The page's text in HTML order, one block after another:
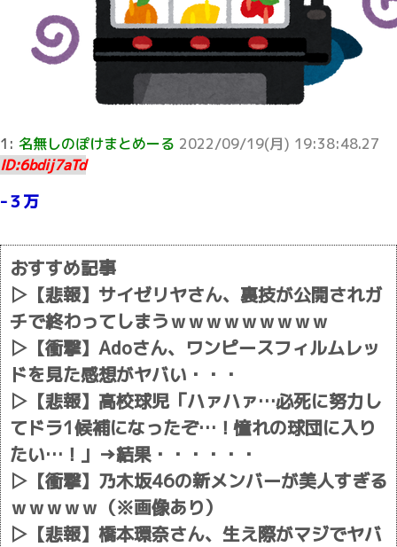
1: 名無しのぽけまとめーる 2022/09/19(月) 19:38:48.27
ID:6bdij7aTd
-３万
おすすめ記事
▷ 【悲報】サイゼリヤさん、裏技が公開されガ
チで終わってしまうｗｗｗｗｗｗｗｗｗ
▷ 【衝撃】Adoさん、ワンピースフィルムレッ
ドを見た感想がヤバい・・・
▷ 【悲報】高校球児「ハァハァ…必死に努力し
てドラ1候補になったぞ…！憧れの球団に入り
たい…！」→結果・・・・・・
▷ 【衝撃】乃木坂46の新メンバーが美人すぎる
ｗｗｗｗｗ（※画像あり）
▷ 【悲報】橋本環奈さん、生え際がマジでヤバ